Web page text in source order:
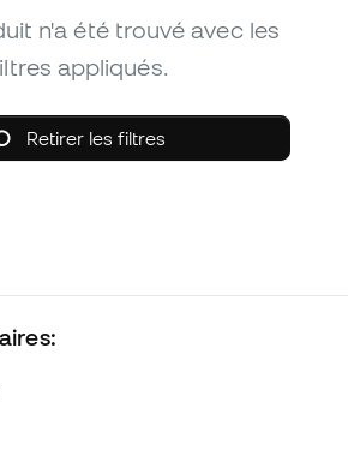
n'a été trouvé avec les
appliqués.
Retirer les filtres